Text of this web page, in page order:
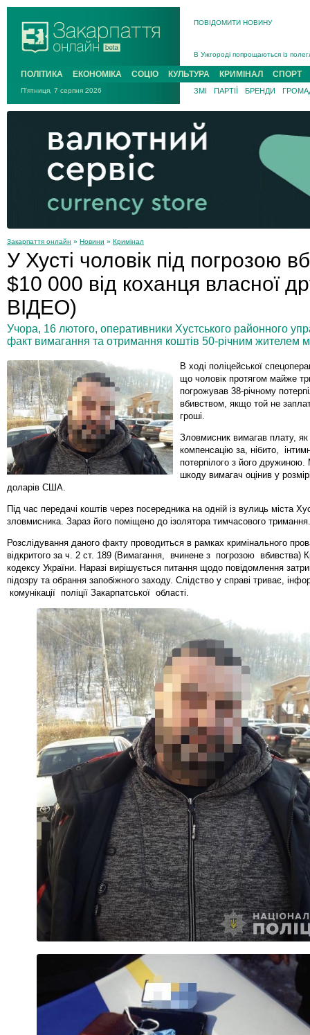
ПОВІДОМИТИ НОВИНУ
В Ужгороді попрощаються із
В Ужгороді 5 серпня
Підтвердили загибель
На війні з рф поліг військовий з
На Хустщині внаслідок ДТП за
Інструктора районного ТЦК на
ПОЛІТИКА ЕКОНОМІКА СОЦІО КУЛЬТУРА КРИМІНАЛ СПОРТ
П'ятниця, 7 серпня 2026 ЗМІ ПАРТІЇ БРЕНДИ
Закарпаття онлайн » Новини » Кримінал
У Хусті чоловік під погрозою
$10 000 від коханця власної
ВІДЕО)
Учора, 16 лютого, оперативники Хустського районного
факт вимагання та отримання коштів 50-річним жителем
В ході поліцейської
що чоловік протягом майже
погрожував 38-річному
вбивством, якщо той не
гроші.
Зловмисник вимагав плату,
компенсацію за, нібито,
потерпілого з його
шкоду вимагач оцінив у
доларів США.
Під час передачі коштів через посередника на одній із вулиць міста
зловмисника. Зараз його поміщено до ізолятора тимчасового
Розслідування даного факту проводиться в рамках кримінального
відкритого за ч. 2 ст. 189 (Вимагання, вчинене з погрозою вбивства)
кодексу України. Наразі вирішується питання щодо повідомлення
підозру та обрання запобіжного заходу. Слідство у справі триває,
комунікації поліції Закарпатської області.